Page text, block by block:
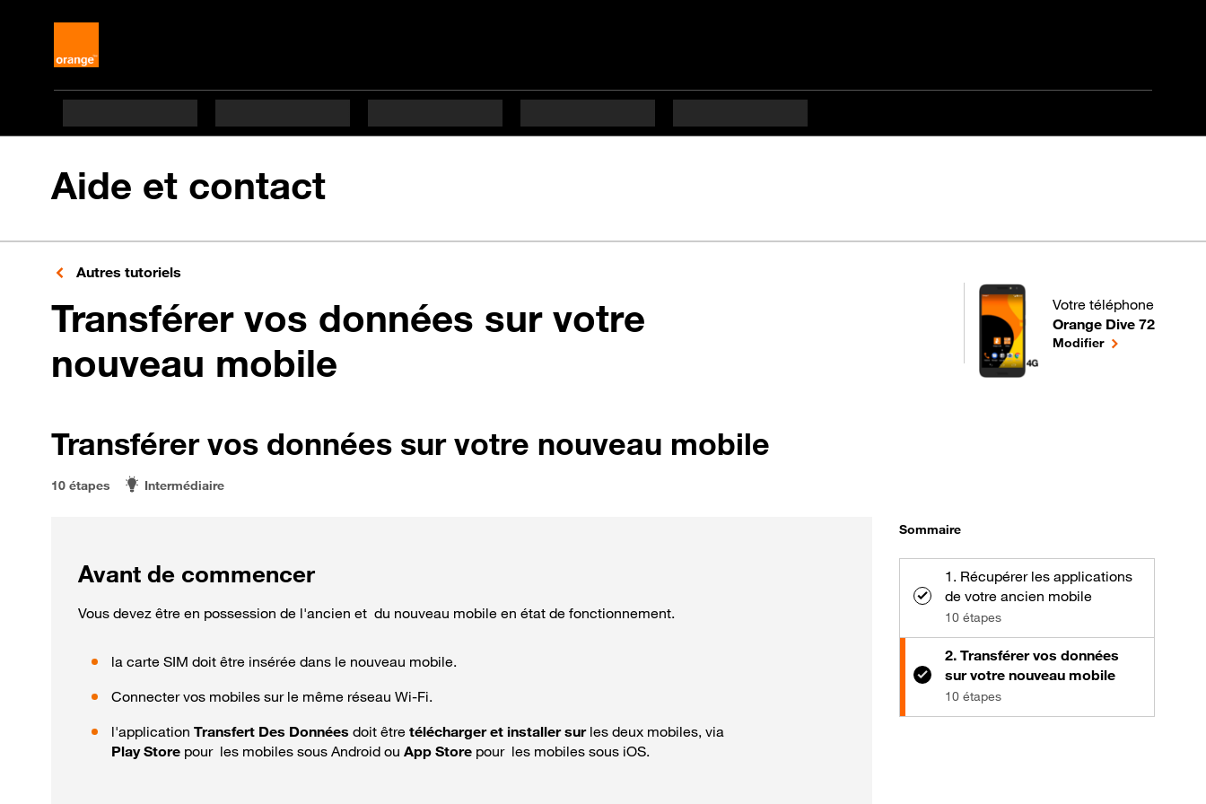
Aide et contact
Autres tutoriels
Transférer vos données sur votre
nouveau mobile
Votre téléphone
Orange Dive 72
pour votre Orange Dive
Modifierle téléphone
Transférer vos données sur votre nouveau mobile
10 étapes Intermédiaire
Avant de commencer
Vous devez être en possession de l'ancien et du nouveau mobile en état de fonctionnement.
la carte SIM doit être insérée dans le nouveau mobile.
Connecter vos mobiles sur le même réseau Wi-Fi.
l'application Transfert Des Données doit être télécharger et installer sur les deux mobiles, via
Play Store pour les mobiles sous Android ou App Store pour les mobiles sous iOS.
Sommaire
1. Récupérer les applications
de votre ancien mobile
10 étapes
2. Transférer vos données
sur votre nouveau mobile
10 étapes